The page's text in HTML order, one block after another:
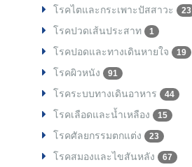
โรคไตและกระเพาะปัสสาวะ 23
โรคปวดเส้นประสาท 1
โรคปอดและทางเดินหายใจ 19
โรคผิวหนัง 91
โรคระบบทางเดินอาหาร 44
โรคเลือดและน้ำเหลือง 15
โรคศัลยกรรมตกแต่ง 23
โรคสมองและไขสันหลัง 67